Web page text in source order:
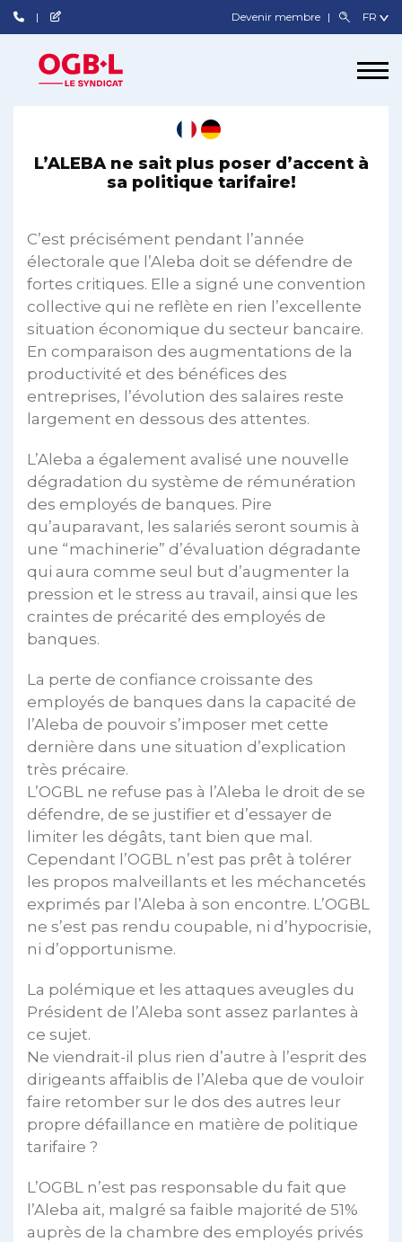
Devenir membre
L’ALEBA ne sait plus poser d’accent à
sa politique tarifaire!
C’est précisément pendant l’année
électorale que l’Aleba doit se défendre de
fortes critiques. Elle a signé une convention
collective qui ne reflète en rien l’excellente
situation économique du secteur bancaire.
En comparaison des augmentations de la
productivité et des bénéfices des
entreprises, l’évolution des salaires reste
largement en dessous des attentes.
L’Aleba a également avalisé une nouvelle
dégradation du système de rémunération
des employés de banques. Pire
qu’auparavant, les salariés seront soumis à
une “machinerie” d’évaluation dégradante
qui aura comme seul but d’augmenter la
pression et le stress au travail, ainsi que les
craintes de précarité des employés de
banques.
La perte de confiance croissante des
employés de banques dans la capacité de
l’Aleba de pouvoir s’imposer met cette
dernière dans une situation d’explication
très précaire.
L’OGBL ne refuse pas à l’Aleba le droit de se
défendre, de se justifier et d’essayer de
limiter les dégâts, tant bien que mal.
Cependant l’OGBL n’est pas prêt à tolérer
les propos malveillants et les méchancetés
exprimés par l’Aleba à son encontre. L’OGBL
ne s’est pas rendu coupable, ni d’hypocrisie,
ni d’opportunisme.
La polémique et les attaques aveugles du
Président de l’Aleba sont assez parlantes à
ce sujet.
Ne viendrait-il plus rien d’autre à l’esprit des
dirigeants affaiblis de l’Aleba que de vouloir
faire retomber sur le dos des autres leur
propre défaillance en matière de politique
tarifaire ?
L’OGBL n’est pas responsable du fait que
l’Aleba ait, malgré sa faible majorité de 51%
auprès de la chambre des employés privés